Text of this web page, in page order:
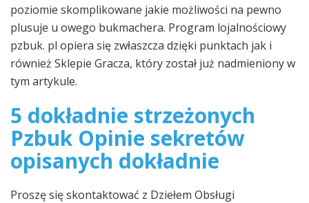
poziomie skomplikowane jakie możliwości na pewno
plusuje u owego bukmachera. Program lojalnościowy
pzbuk. pl opiera się zwłaszcza dzięki punktach jak i
również Sklepie Gracza, który został już nadmieniony w
tym artykule.
5 dokładnie strzeżonych
Pzbuk Opinie sekretów
opisanych dokładnie
Proszę się skontaktować z Dziełem Obsługi